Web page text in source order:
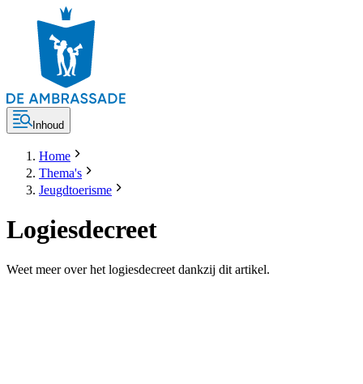
Inhoud
Home
Thema's
Jeugdtoerisme
Logiesdecreet
Weet meer over het logiesdecreet dankzij dit artikel.